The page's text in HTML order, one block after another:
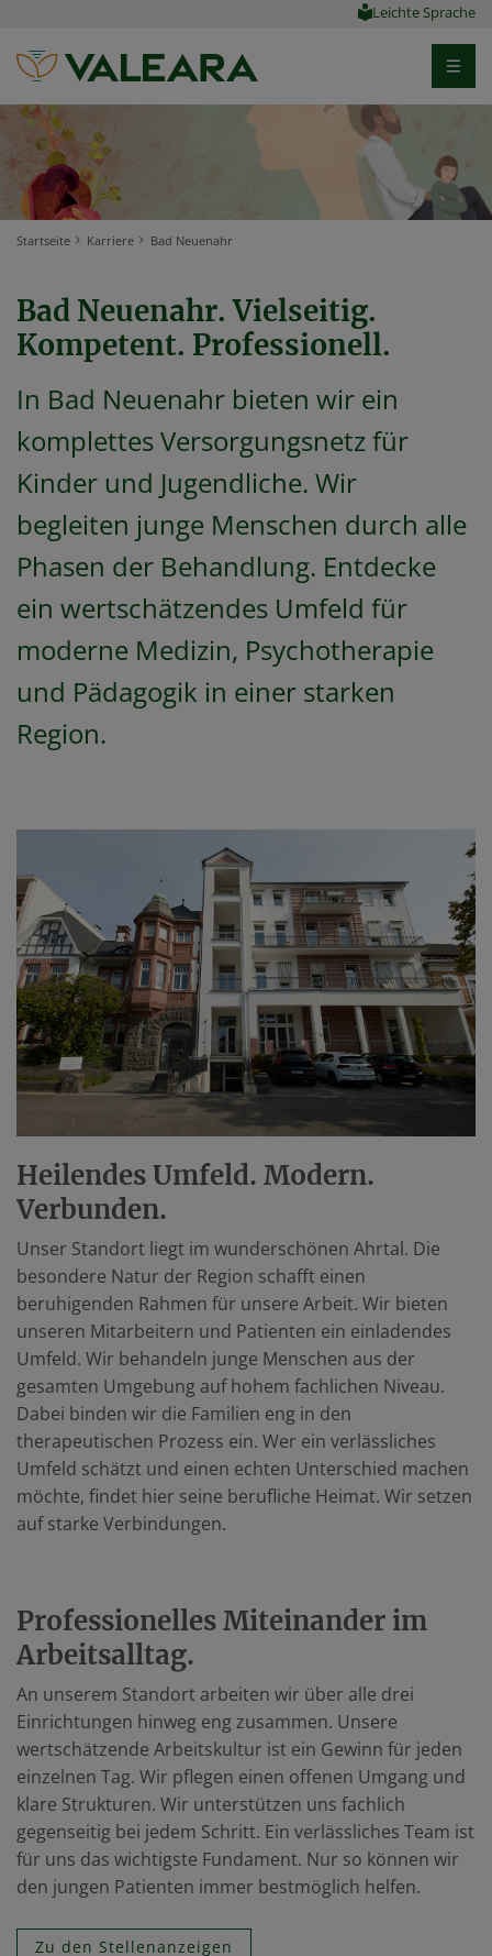
Leichte Sprache
Startseite Karriere Bad Neuenahr
Bad Neuenahr. Vielseitig.
Kompetent. Professionell.
In Bad Neuenahr bieten wir ein
komplettes Versorgungsnetz für
Kinder und Jugendliche. Wir
begleiten junge Menschen durch alle
Phasen der Behandlung. Entdecke
ein wertschätzendes Umfeld für
moderne Medizin, Psychotherapie
und Pädagogik in einer starken
Region.
Heilendes Umfeld. Modern.
Verbunden.
Unser Standort liegt im wunderschönen Ahrtal. Die
besondere Natur der Region schafft einen
beruhigenden Rahmen für unsere Arbeit. Wir bieten
unseren Mitarbeitern und Patienten ein einladendes
Umfeld. Wir behandeln junge Menschen aus der
gesamten Umgebung auf hohem fachlichen Niveau.
Dabei binden wir die Familien eng in den
therapeutischen Prozess ein. Wer ein verlässliches
Umfeld schätzt und einen echten Unterschied machen
möchte, findet hier seine berufliche Heimat. Wir setzen
auf starke Verbindungen.
Professionelles Miteinander im
Arbeitsalltag.
An unserem Standort arbeiten wir über alle drei
Einrichtungen hinweg eng zusammen. Unsere
wertschätzende Arbeitskultur ist ein Gewinn für jeden
einzelnen Tag. Wir pflegen einen offenen Umgang und
klare Strukturen. Wir unterstützen uns fachlich
gegenseitig bei jedem Schritt. Ein verlässliches Team ist
für uns das wichtigste Fundament. Nur so können wir
den jungen Patienten immer bestmöglich helfen.
Zu den Stellenanzeigen